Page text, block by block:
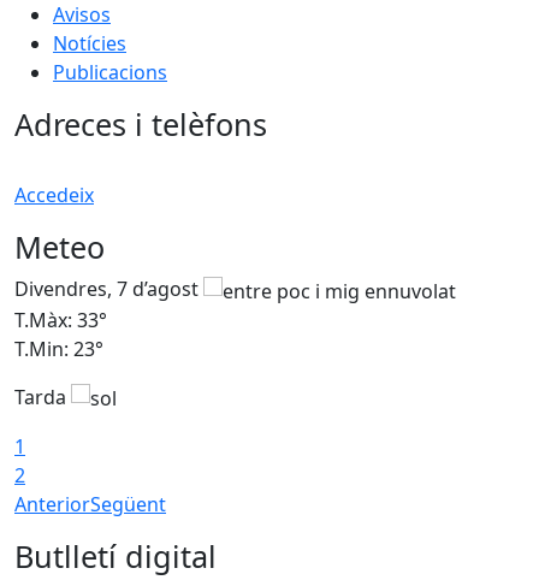
Avisos
Notícies
Publicacions
Adreces i telèfons
Accedeix
Meteo
Divendres, 7 d’agost
T.Màx: 33°
T.Min: 23°
Tarda
1
2
AnteriorSegüent
Butlletí digital